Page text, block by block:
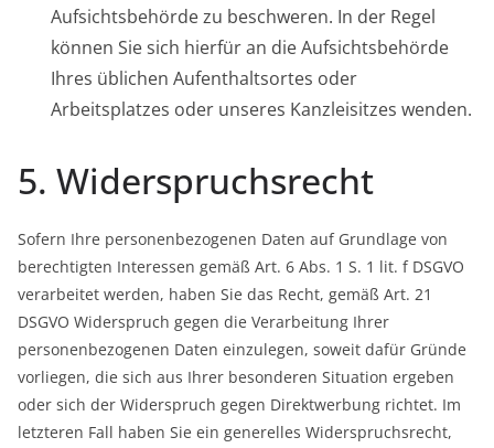
Aufsichtsbehörde zu beschweren. In der Regel
können Sie sich hierfür an die Aufsichtsbehörde
Ihres üblichen Aufenthaltsortes oder
Arbeitsplatzes oder unseres Kanzleisitzes wenden.
5. Widerspruchsrecht
Sofern Ihre personenbezogenen Daten auf Grundlage von
berechtigten Interessen gemäß Art. 6 Abs. 1 S. 1 lit. f DSGVO
verarbeitet werden, haben Sie das Recht, gemäß Art. 21
DSGVO Widerspruch gegen die Verarbeitung Ihrer
personenbezogenen Daten einzulegen, soweit dafür Gründe
vorliegen, die sich aus Ihrer besonderen Situation ergeben
oder sich der Widerspruch gegen Direktwerbung richtet. Im
letzteren Fall haben Sie ein generelles Widerspruchsrecht,